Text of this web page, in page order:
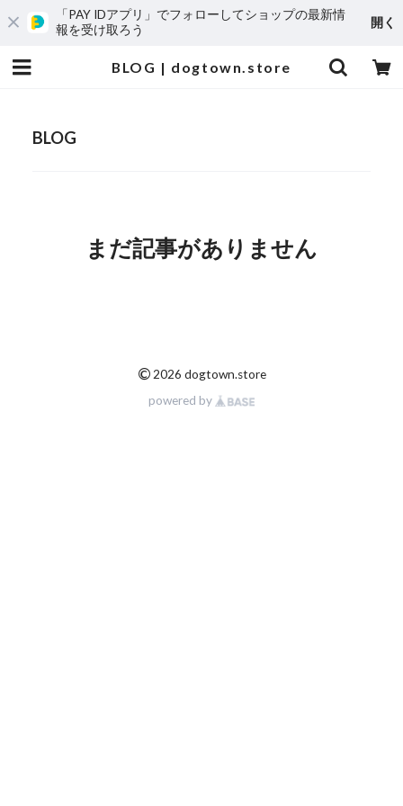
「PAY IDアプリ」でフォローしてショップの最新情
報を受け取ろう
開く
BLOG | dogtown.store
BLOG
まだ記事がありません
©2026 dogtown.store
powered by